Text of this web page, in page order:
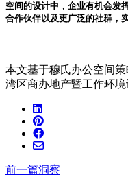
空间的设计中，企业有机会发
合作伙伴以及更广泛的社群，
本文基于穆氏办公空间策
湾区商办地产暨工作环境
前一篇洞察